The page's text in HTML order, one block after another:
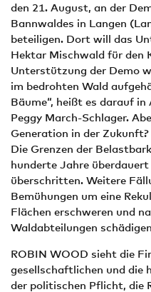
den 21. August, an der
Bannwaldes in Langen
beteiligen. Dort will das
Hektar Mischwald für den
Unterstützung der Demo
im bedrohten Wald
Bäume“, heißt es darauf
Peggy March-Schlager.
Generation in der Zukunft?
Die Grenzen der
hunderte Jahre
überschritten. Weitere
Bemühungen um eine
Flächen erschweren und
Waldabteilungen
ROBIN WOOD sieht die
gesellschaftlichen und die
der politischen Pflicht, die